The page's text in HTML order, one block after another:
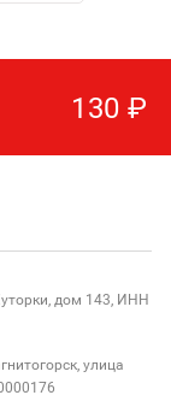
130 ₽
дом 143, ИНН
улица